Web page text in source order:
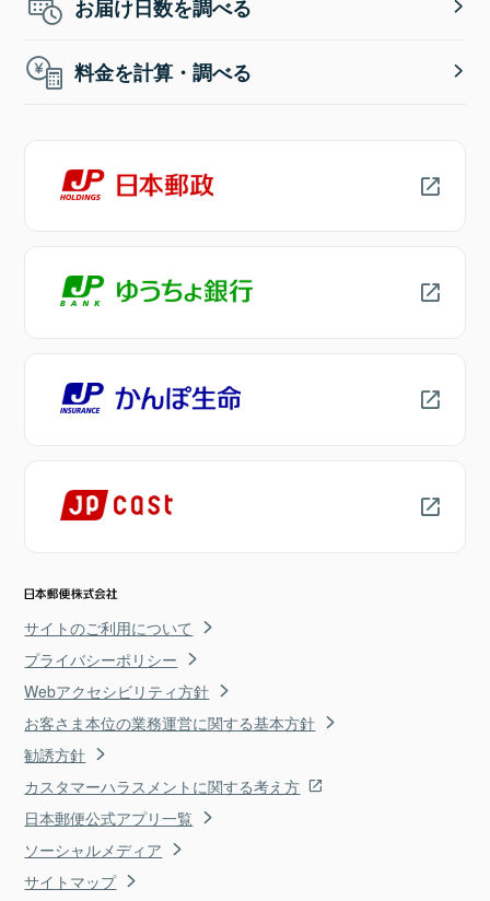
お届け日数を調べる
料金を計算・調べる
サイトのご利用について
プライバシーポリシー
Webアクセシビリティ方針
お客さま本位の業務運営に関する基本方針
勧誘方針
カスタマーハラスメントに関する考え方
日本郵便公式アプリ一覧
ソーシャルメディア
サイトマップ